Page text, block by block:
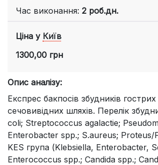
Час виконання: 2 роб.дн.
Ціна у Київ
1300,00 грн
Опис аналізу:
Експрес бакпосів збудників гострих
сечовивідних шляхів. Перелік
coli; Streptococcus agalactie;
Enterobacter spp.; S.aureus; Proteus/
KES група (Klebsiella, Enterobacter,
Enterococcus spp.; Candida spp.;